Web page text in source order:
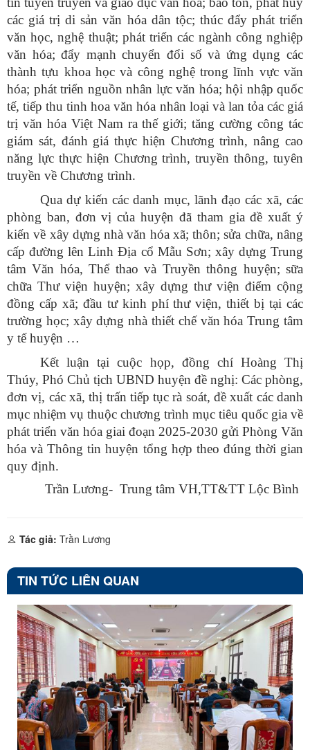
các giá trị di sản văn hóa dân tộc; thúc đẩy phát triển
văn học, nghệ thuật; phát triển các ngành công nghiệp
văn hóa; đẩy mạnh chuyển đổi số và ứng dụng các
thành tựu khoa học và công nghệ trong lĩnh vực văn
hóa; phát triển nguồn nhân lực văn hóa; hội nhập quốc
tế, tiếp thu tinh hoa văn hóa nhân loại và lan tỏa các giá
trị văn hóa Việt Nam ra thế giới; tăng cường công tác
giám sát, đánh giá thực hiện Chương trình, nâng cao
năng lực thực hiện Chương trình, truyền thông, tuyên
truyền về Chương trình.
Qua dự kiến các danh mục, lãnh đạo các xã, các
phòng ban, đơn vị của huyện đã tham gia đề xuất ý
kiến về xây dựng nhà văn hóa xã; thôn; sửa chữa, nâng
cấp đường lên Linh Địa cổ Mẫu Sơn; xây dựng Trung
tâm Văn hóa, Thể thao và Truyền thông huyện; sữa
chữa Thư viện huyện; xây dựng thư viện điểm cộng
đồng cấp xã; đầu tư kinh phí thư viện, thiết bị tại các
trường học; xây dựng nhà thiết chế văn hóa Trung tâm
y tế huyện …
Kết luận tại cuộc họp, đồng chí Hoàng Thị
Thúy, Phó Chủ tịch UBND huyện đề nghị: Các phòng,
đơn vị, các xã, thị trấn tiếp tục rà soát, đề xuất các danh
mục nhiệm vụ thuộc chương trình mục tiêu quốc gia về
phát triển văn hóa giai đoạn 2025-2030 gửi Phòng Văn
hóa và Thông tin huyện tổng hợp theo đúng thời gian
quy định.
Trần Lương- Trung tâm VH,TT&TT Lộc Bình
Tác giả: Trần Lương
TIN TỨC LIÊN QUAN